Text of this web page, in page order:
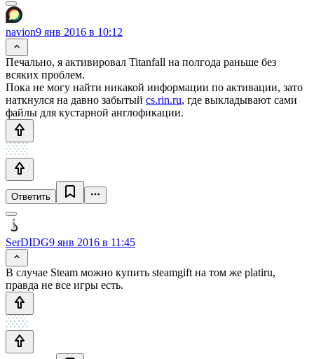
navion9 янв 2016 в 10:12
Печально, я активировал Titanfall на полгода раньше без
всяких проблем.
Пока не могу найти никакой информации по активации, зато
наткнулся на давно забытый cs.rin.ru, где выкладывают сами
файлы для кустарной англофикации.
Ответить
SerDIDG9 янв 2016 в 11:45
В случае Steam можно купить steamgift на том же platiru,
правда не все игры есть.